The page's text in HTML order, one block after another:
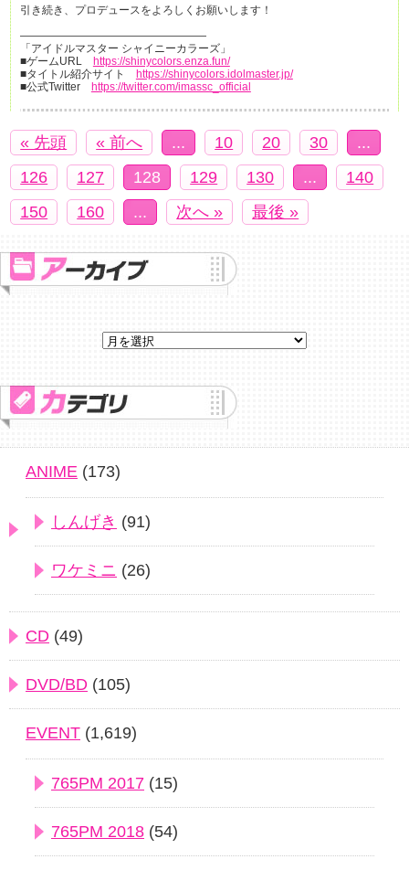
引き続き、プロデュースをよろしくお願いします！
—————————————————
「アイドルマスター シャイニーカラーズ」
■ゲームURL
https://shinycolors.enza.fun/
■タイトル紹介サイト
https://shinycolors.idolmaster.jp/
■公式Twitter
https://twitter.com/imassc_official
« 先頭 « 前へ ... 10 20 30
...
126
127 128 129 130 ...
140
150
160 ... 次へ » 最後 »
ANIME (173)
しんげき (91)
ワケミニ (26)
CD (49)
DVD/BD (105)
EVENT (1,619)
765PM 2017 (15)
765PM 2018 (54)